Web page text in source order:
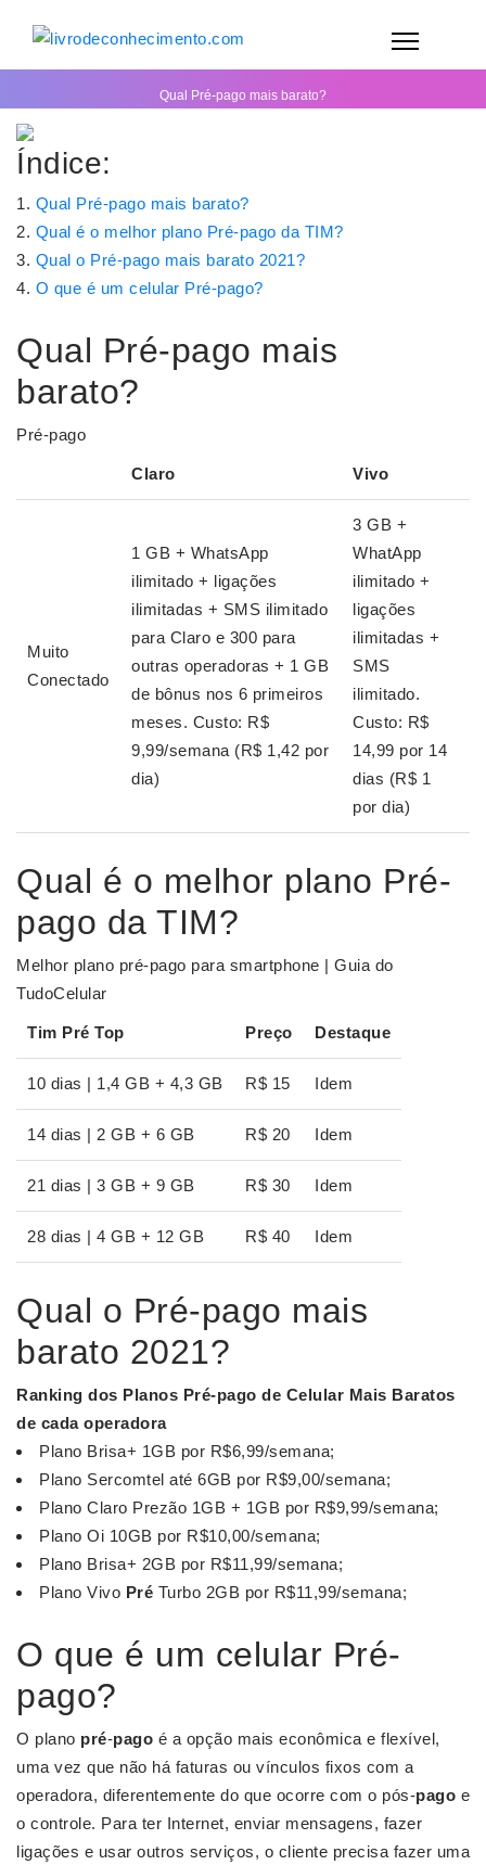
Qual Pré-pago mais barato?
Índice:
Qual Pré-pago mais barato?
Qual é o melhor plano Pré-pago da TIM?
Qual o Pré-pago mais barato 2021?
O que é um celular Pré-pago?
Qual Pré-pago mais
barato?
Pré-pago
Claro Vivo
Muito
Conectado
1 GB + WhatsApp
ilimitado + ligações
ilimitadas + SMS ilimitado
para Claro e 300 para
outras operadoras + 1 GB
de bônus nos 6 primeiros
meses. Custo: R$
9,99/semana (R$ 1,42 por
dia)
3 GB +
WhatApp
ilimitado +
ligações
ilimitadas +
SMS
ilimitado.
Custo: R$
14,99 por 14
dias (R$ 1
por dia)
Qual é o melhor plano Pré-
pago da TIM?
Melhor plano pré-pago para smartphone | Guia do
TudoCelular
Tim Pré Top Preço Destaque
10 dias | 1,4 GB + 4,3 GB R$ 15 Idem
14 dias | 2 GB + 6 GB R$ 20 Idem
21 dias | 3 GB + 9 GB R$ 30 Idem
28 dias | 4 GB + 12 GB R$ 40 Idem
Qual o Pré-pago mais
barato 2021?
Ranking dos Planos Pré-pago de Celular Mais Baratos
de cada operadora
Plano Brisa+ 1GB por R$6,99/semana;
Plano Sercomtel até 6GB por R$9,00/semana;
Plano Claro Prezão 1GB + 1GB por R$9,99/semana;
Plano Oi 10GB por R$10,00/semana;
Plano Brisa+ 2GB por R$11,99/semana;
Plano Vivo Pré Turbo 2GB por R$11,99/semana;
O que é um celular Pré-
pago?
O plano pré-pago é a opção mais econômica e flexível,
uma vez que não há faturas ou vínculos fixos com a
operadora, diferentemente do que ocorre com o pós-pago e
o controle. Para ter Internet, enviar mensagens, fazer
ligações e usar outros serviços, o cliente precisa fazer uma